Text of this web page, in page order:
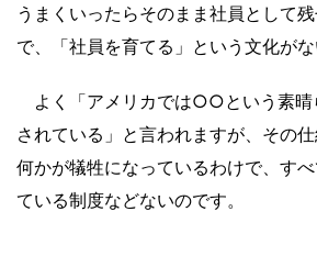
うまくいったらそのまま社員として
で、「社員を育てる」という文化がな
よく「アメリカでは○○という素晴
されている」と言われますが、その
何かが犠牲になっているわけで、す
ている制度などないのです。